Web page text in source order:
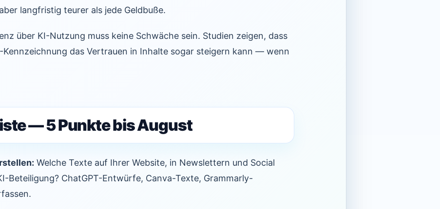
langfristig teurer als jede Geldbuße.
über KI-Nutzung muss keine Schwäche sein. Studien zeigen, dass
das Vertrauen in Inhalte sogar steigern kann — wenn
— 5 Punkte bis August
Welche Texte auf Ihrer Website, in Newslettern und Social
Beteiligung? ChatGPT-Entwürfe, Canva-Texte, Grammarly-